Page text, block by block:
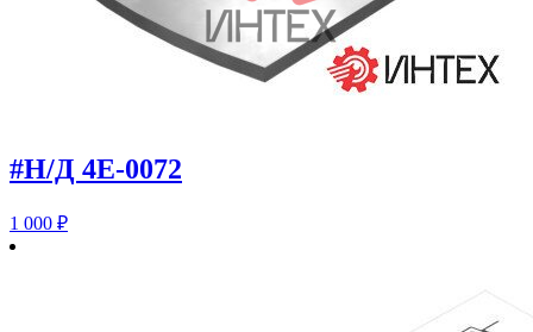
#Н/Д 4E-0072
1 000 ₽